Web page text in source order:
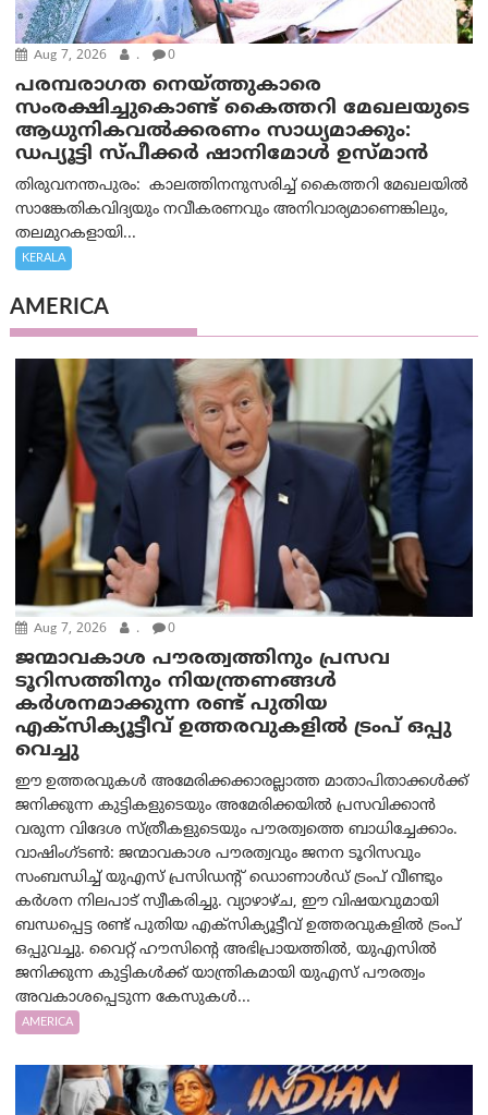
Aug 7, 2026 . 0
പരമ്പരാഗത നെയ്ത്തുകാരെ
സംരക്ഷിച്ചുകൊണ്ട് കൈത്തറി മേഖലയുടെ
ആധുനികവൽക്കരണം സാധ്യമാക്കും:
ഡപ്യൂട്ടി സ്പീക്കർ ഷാനിമോൾ ഉസ്മാൻ
തിരുവനന്തപുരം: കാലത്തിനനുസരിച്ച് കൈത്തറി മേഖലയിൽ
സാങ്കേതികവിദ്യയും നവീകരണവും അനിവാര്യമാണെങ്കിലും,
തലമുറകളായി...
KERALA
AMERICA
Aug 7, 2026 . 0
ജന്മാവകാശ പൗരത്വത്തിനും പ്രസവ
ടൂറിസത്തിനും നിയന്ത്രണങ്ങൾ
കർശനമാക്കുന്ന രണ്ട് പുതിയ
എക്സിക്യൂട്ടീവ് ഉത്തരവുകളിൽ ട്രംപ് ഒപ്പു
വെച്ചു
ഈ ഉത്തരവുകൾ അമേരിക്കക്കാരല്ലാത്ത മാതാപിതാക്കൾക്ക്
ജനിക്കുന്ന കുട്ടികളുടെയും അമേരിക്കയിൽ പ്രസവിക്കാൻ
വരുന്ന വിദേശ സ്ത്രീകളുടെയും പൗരത്വത്തെ ബാധിച്ചേക്കാം.
വാഷിംഗ്ടണ്‍: ജന്മാവകാശ പൗരത്വവും ജനന ടൂറിസവും
സംബന്ധിച്ച് യുഎസ് പ്രസിഡന്റ് ഡൊണാൾഡ് ട്രംപ് വീണ്ടും
കർശന നിലപാട് സ്വീകരിച്ചു. വ്യാഴാഴ്ച, ഈ വിഷയവുമായി
ബന്ധപ്പെട്ട രണ്ട് പുതിയ എക്സിക്യൂട്ടീവ് ഉത്തരവുകളിൽ ട്രംപ്
ഒപ്പുവച്ചു. വൈറ്റ് ഹൗസിന്റെ അഭിപ്രായത്തിൽ, യുഎസിൽ
ജനിക്കുന്ന കുട്ടികൾക്ക് യാന്ത്രികമായി യുഎസ് പൗരത്വം
അവകാശപ്പെടുന്ന കേസുകൾ...
AMERICA